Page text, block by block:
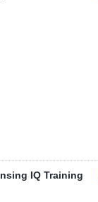
IQ Training